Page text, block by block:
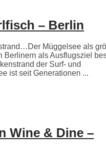
– Berlin
Müggelsee als
Berlinern als Ausflugsziel
der Surf- und
ist seit Generationen ...
Wine & Dine –